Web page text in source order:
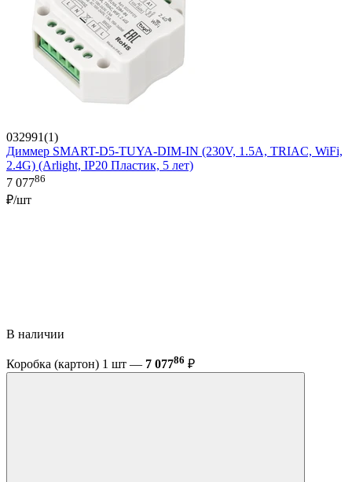
032991(1)
Диммер SMART-D5-TUYA-DIM-IN (230V, 1.5A, TRIAC, WiFi,
2.4G) (Arlight, IP20 Пластик, 5 лет)
7 07786
₽/шт
В наличии
Коробка (картон) 1 шт — 7 07786 ₽